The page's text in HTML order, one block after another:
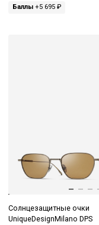
Баллы +5 695 ₽
Солнцезащитные очки
UniqueDesignMilano DPS